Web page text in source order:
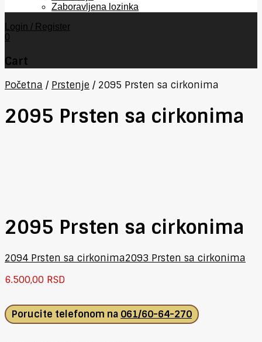
Zaboravljena lozinka
Login / Register
0
Cart
Početna / Prstenje / 2095 Prsten sa cirkonima
2095 Prsten sa cirkonima
2095 Prsten sa cirkonima
2094 Prsten sa cirkonima2093 Prsten sa cirkonima
6.500,00 RSD
Porucite telefonom na 061/60-64-270